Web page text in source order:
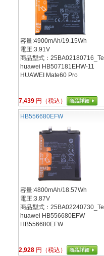
容量:4900mAh/19.15Wh
電圧:3.91V
商品型式：25BA02180716_Te
huawei HB507181EHW-11
HUAWEI Mate60 Pro
7,439 円（税込）
HB556680EFW
容量:4800mAh/18.57Wh
電圧:3.87V
商品型式：25BA02240730_Te
huawei HB556680EFW
HB556680EFW
2,928 円（税込）